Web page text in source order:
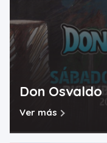
Don Osvaldo
Ver más